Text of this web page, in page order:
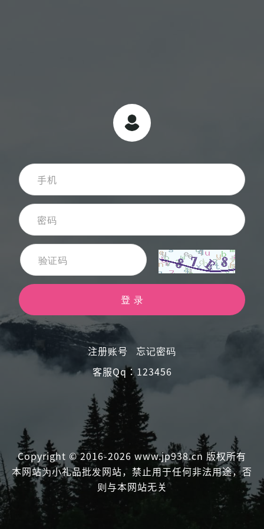
登 录
注册账号
忘记密码
客服qq：123456
Copyright © 2016-2026 www.jp938.cn 版权所有
本网站为小礼品批发网站，禁止用于任何非法用途，否
则与本网站无关